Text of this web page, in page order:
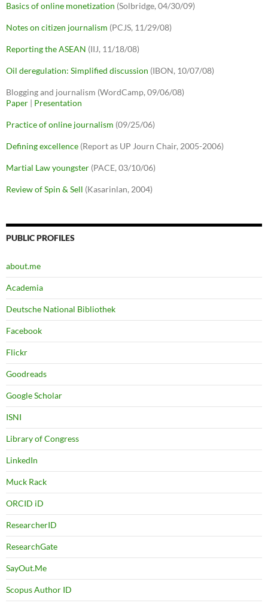
Basics of online monetization (Solbridge, 04/30/09)
Notes on citizen journalism (PCJS, 11/29/08)
Reporting the ASEAN (IIJ, 11/18/08)
Oil deregulation: Simplified discussion (IBON, 10/07/08)
Blogging and journalism (WordCamp, 09/06/08)
Paper | Presentation
Practice of online journalism (09/25/06)
Defining excellence (Report as UP Journ Chair, 2005-2006)
Martial Law youngster (PACE, 03/10/06)
Review of Spin & Sell (Kasarinlan, 2004)
PUBLIC PROFILES
about.me
Academia
Deutsche National Bibliothek
Facebook
Flickr
Goodreads
Google Scholar
ISNI
Library of Congress
LinkedIn
Muck Rack
ORCID iD
ResearcherID
ResearchGate
SayOut.Me
Scopus Author ID